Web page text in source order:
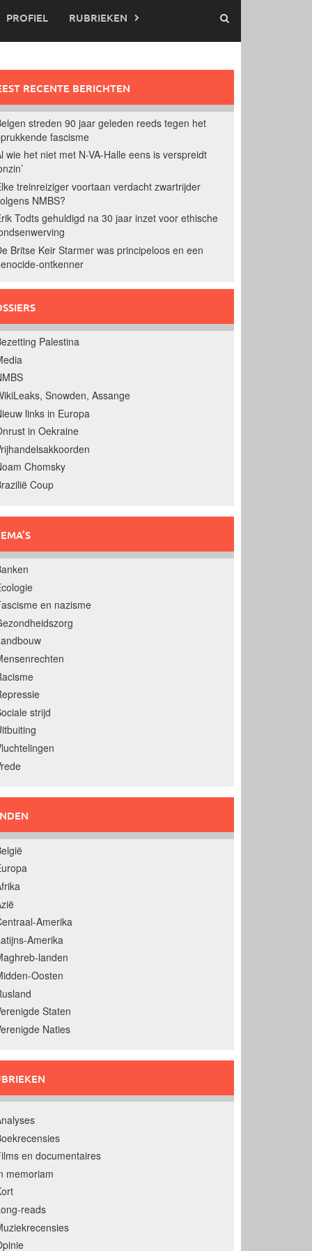
PROFIEL RUBRIEKEN
RECENTE BERICHTEN
streden 90 jaar geleden reeds tegen het
fascisme
wie het niet met N-VA-Halle eens is verspreidt
treinreiziger voortaan verdacht zwartrijder
NMBS?
Todts gehuldigd na 30 jaar inzet voor ethische
Britse Keir Starmer was principeloos en een
ontkenner
Palestina
Snowden, Assange
links in Europa
in Oekraine
Chomsky
Coup
en nazisme
strijd
Amerika
Amerika
landen
Oosten
Staten
Naties
en documentaires
memoriam
reads